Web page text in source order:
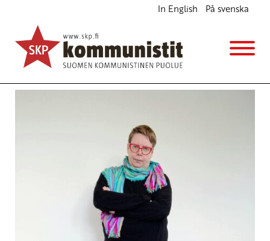
In English På svenska
oikeusministeriö